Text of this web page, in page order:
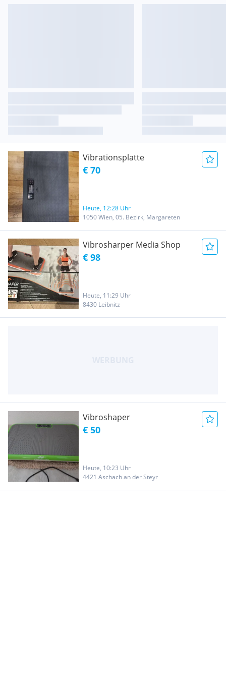
Vibrationsplatte
€ 70
Heute, 12:28 Uhr
1050 Wien, 05. Bezirk, Margareten
Vibrosharper Media Shop
€ 98
Heute, 11:29 Uhr
8430 Leibnitz
Vibroshaper
€ 50
Heute, 10:23 Uhr
4421 Aschach an der Steyr